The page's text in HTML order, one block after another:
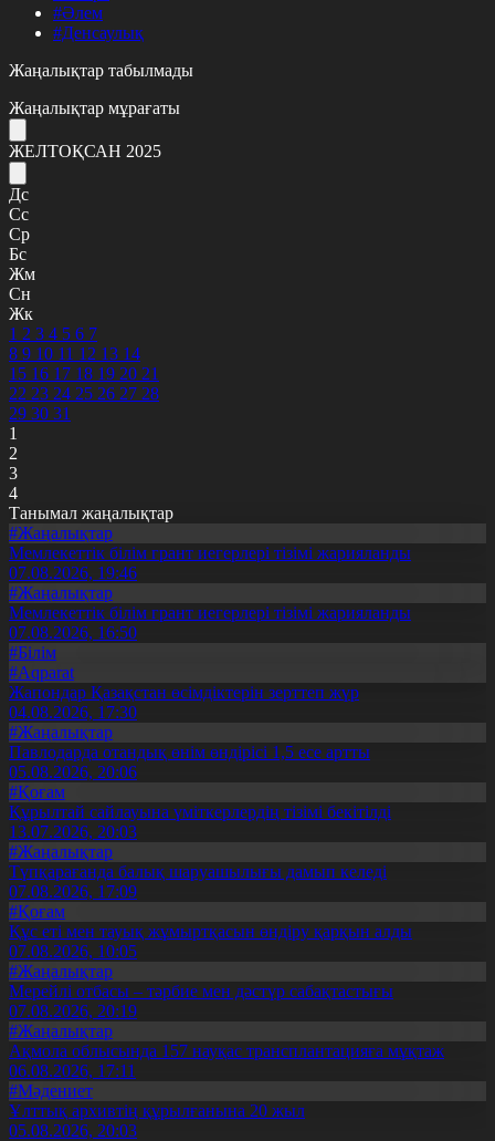
#Әлем
#Денсаулық
Жаңалықтар табылмады
Жаңалықтар мұрағаты
ЖЕЛТОҚСАН 2025
Дс
Сс
Ср
Бс
Жм
Сн
Жк
1 2 3 4 5 6 7
8 9 10 11 12 13 14
15 16 17 18 19 20 21
22 23 24 25 26 27 28
29 30 31
1
2
3
4
Танымал жаңалықтар
#Жаңалықтар
Мемлекеттік білім грант иегерлері тізімі жарияланды
07.08.2026, 19:46
#Жаңалықтар
Мемлекеттік білім грант иегерлері тізімі жарияланды
07.08.2026, 16:50
#Білім
#Aqparat
Жапондар Қазақстан өсімдіктерін зерттеп жүр
04.08.2026, 17:30
#Жаңалықтар
Павлодарда отандық өнім өндірісі 1,5 есе артты
05.08.2026, 20:06
#Қоғам
Құрылтай сайлауына үміткерлердің тізімі бекітілді
13.07.2026, 20:03
#Жаңалықтар
Түпқарағанда балық шаруашылығы дамып келеді
07.08.2026, 17:09
#Қоғам
Құс еті мен тауық жұмыртқасын өндіру қарқын алды
07.08.2026, 10:05
#Жаңалықтар
Мерейлі отбасы – тәрбие мен дәстүр сабақтастығы
07.08.2026, 20:19
#Жаңалықтар
Ақмола облысында 157 науқас трансплантацияға мұқтаж
06.08.2026, 17:11
#Мәдениет
Ұлттық архивтің құрылғанына 20 жыл
05.08.2026, 20:03